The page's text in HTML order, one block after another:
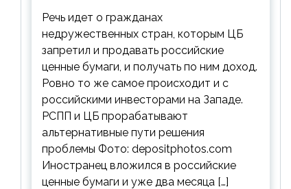
Речь идет о гражданах
недружественных стран, которым ЦБ
запретил и продавать российские
ценные бумаги, и получать по ним доход.
Ровно то же самое происходит и с
российскими инвесторами на Западе.
РСПП и ЦБ прорабатывают
альтернативные пути решения
проблемы Фото: depositphotos.com
Иностранец вложился в российские
ценные бумаги и уже два месяца […]